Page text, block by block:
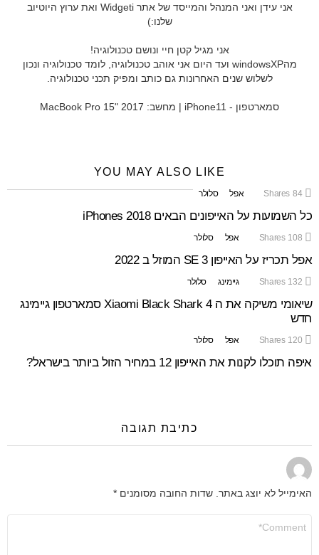
אני עידן ואני המנהל והמייסד של אתר Widgeti ואת ערוץ היוטיוב
שלנו:)
אני מגיל קטן חיי ונושם טכנולוגיה!
מהwindowsXP ועד היום אני אוהב טכנולוגיה, לומד טכנולוגיה ונכון
לשלוש שנים האחרונות גם כותב ומפיק תכני טכנולוגיה.
סמארטפון - iPhone11 | מחשב: MacBook Pro 15" 2017
YOU MAY ALSO LIKE
84
Shares אפל סלולר
כל השמועות על האייפונים הבאים iPhones 2018
108
Shares אפל סלולר
אפל תכריז על האייפון SE 3 המוזל ב 2022
132
Shares גיימינג סלולר
שיאומי משיקה את ה Xiaomi Black Shark 4 סמארטפון גיימינג
חדש
120
Shares אפל סלולר
איפה תוכלו לקנות את האייפון 12 במחיר הזול ביותר בישראל?
כתיבת תגובה
האימייל לא יוצג באתר. שדות החובה מסומנים *
שלך